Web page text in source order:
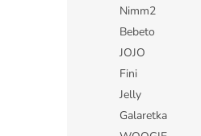
Nimm2
Bebeto
JOJO
Fini
Jelly
Galaretka